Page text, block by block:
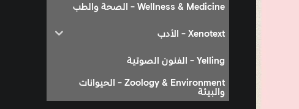
Wellness & Medicine - الصحة والطب
Xenotext - الأدب
Yelling - الفنون الصوتية
Zoology & Environment - الحيوانات
والبيئة